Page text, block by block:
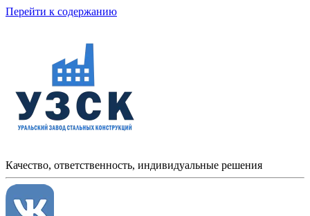
Перейти к содержанию
Качество, ответственность, индивидуальные решения